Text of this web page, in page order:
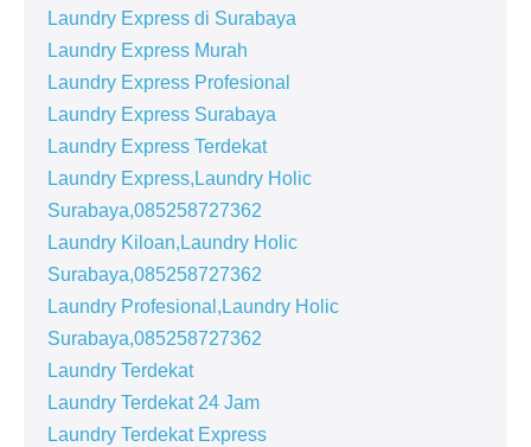
Laundry Express di Surabaya
Laundry Express Murah
Laundry Express Profesional
Laundry Express Surabaya
Laundry Express Terdekat
Laundry Express,Laundry Holic
Surabaya,085258727362
Laundry Kiloan,Laundry Holic
Surabaya,085258727362
Laundry Profesional,Laundry Holic
Surabaya,085258727362
Laundry Terdekat
Laundry Terdekat 24 Jam
Laundry Terdekat Express